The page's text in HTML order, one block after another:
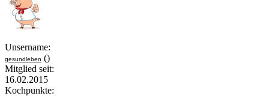
Unsername:
gesundleben ()
Mitglied seit:
16.02.2015
Kochpunkte: